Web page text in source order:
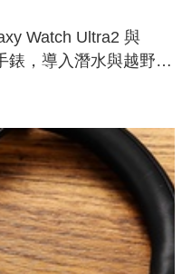
Watch Ultra2 與
錶，導入潛水與越野跑